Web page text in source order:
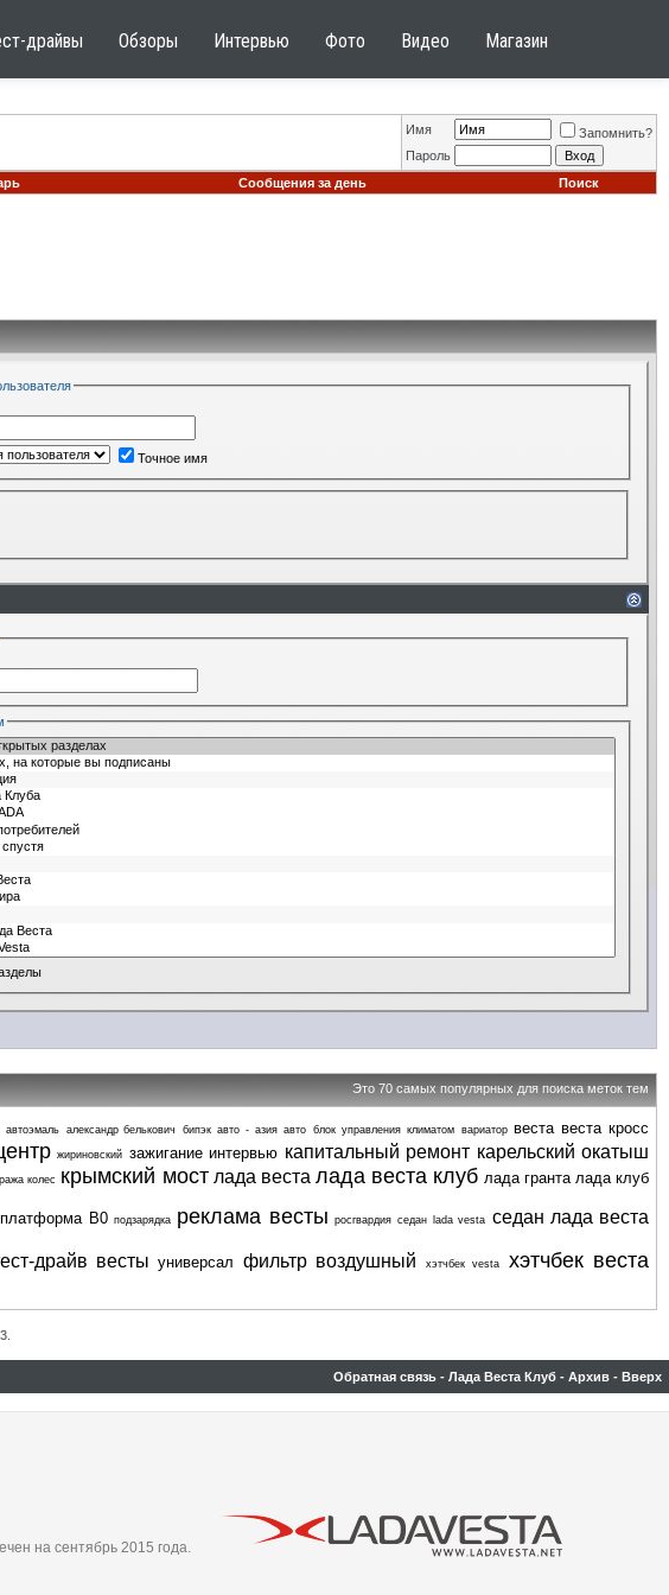
драйвы Обзоры Интервью Фото Видео Магазин
Имя
Запомнить?
Пароль
Сообщения за день Поиск
Точное имя
Это 70 самых популярных для поиска меток тем
автоэмаль александр белькович бипэк авто - азия авто блок управления климатом вариатор веста веста кросс
жириновский зажигание интервью капитальный ремонт карельский окатыш
колес крымский мост лада веста лада веста клуб лада гранта лада клуб
платформа В0 подзарядка реклама весты росгвардия седан lada vesta седан лада веста
драйв весты универсал фильтр воздушный хэтчбек vesta хэтчбек веста
Обратная связь - Лада Веста Клуб - Архив - Вверх
на сентябрь 2015 года.